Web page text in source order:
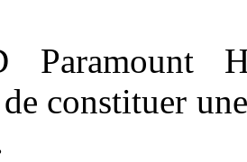
Paramount
constituer